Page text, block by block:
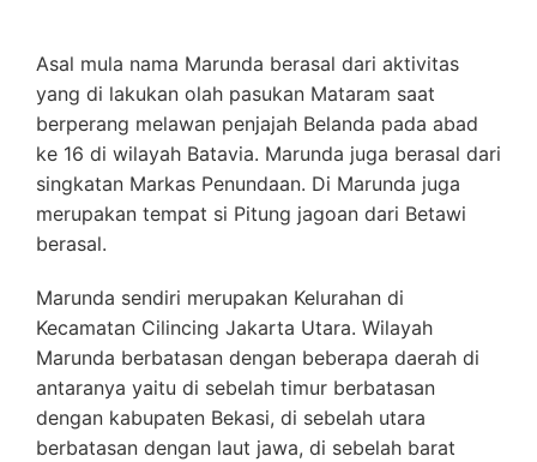
Asal mula nama Marunda berasal dari aktivitas
yang di lakukan olah pasukan Mataram saat
berperang melawan penjajah Belanda pada abad
ke 16 di wilayah Batavia. Marunda juga berasal dari
singkatan Markas Penundaan. Di Marunda juga
merupakan tempat si Pitung jagoan dari Betawi
berasal.
Marunda sendiri merupakan Kelurahan di
Kecamatan Cilincing Jakarta Utara. Wilayah
Marunda berbatasan dengan beberapa daerah di
antaranya yaitu di sebelah timur berbatasan
dengan kabupaten Bekasi, di sebelah utara
berbatasan dengan laut jawa, di sebelah barat